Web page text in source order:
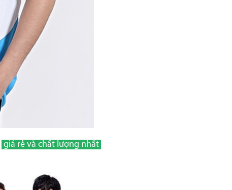
giá rẻ và chất lượng nhất